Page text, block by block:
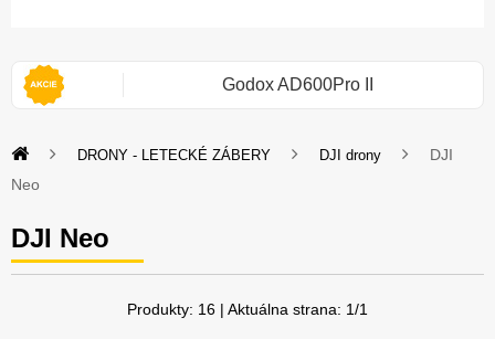
2S Godox AD600Pro II
DRONY - LETECKÉ ZÁBERY DJI drony
DJI
Neo
DJI Neo
Produkty: 16 | Aktuálna strana: 1/1